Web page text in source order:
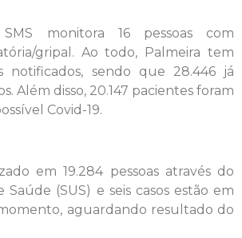
monitora 16 pessoas com
gripal. Ao todo, Palmeira tem
notificados, sendo que 28.446 já
Além disso, 20.147 pacientes foram
Covid-19.
em 19.284 pessoas através do
Saúde (SUS) e seis casos estão em
aguardando resultado do